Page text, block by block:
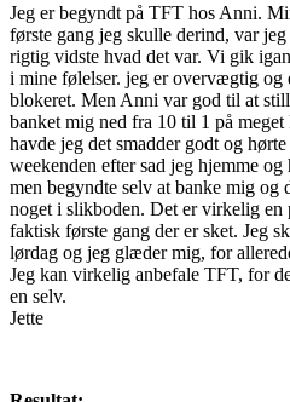
Jeg er begyndt på TFT hos Anni.
første gang jeg skulle derind, var
rigtig vidste hvad det var. Vi gik
i mine følelser. jeg er overvægtig
blokeret. Men Anni var god til at
banket mig ned fra 10 til 1 på
havde jeg det smadder godt og
weekenden efter sad jeg hjemme
men begyndte selv at banke mig og
noget i slikboden. Det er virkelig en
faktisk første gang der er sket. Jeg
lørdag og jeg glæder mig, for
Jeg kan virkelig anbefale TFT, for
en selv.
Jette